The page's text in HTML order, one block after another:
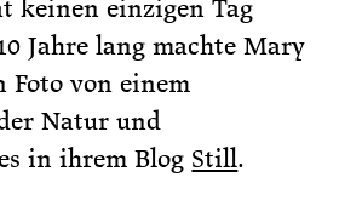
keinen einzigen Tag
Jahre lang machte Mary
Foto von einem
Natur und
in ihrem Blog Still.